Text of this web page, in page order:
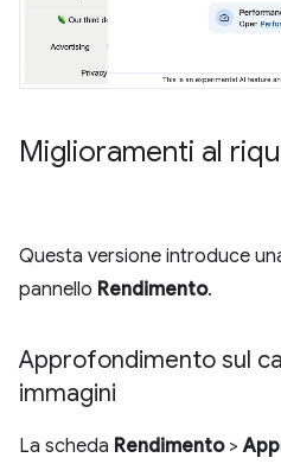
Miglioramenti al
Questa versione introduce
pannello Rendimento.
Approfondimento sul
immagini
La scheda Rendimento>